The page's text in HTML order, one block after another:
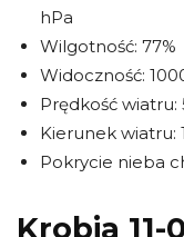
hPa
Wilgotność: 77%
Widoczność:
Prędkość wiatru:
Kierunek wiatru:
Pokrycie nieba
Krobia 11-